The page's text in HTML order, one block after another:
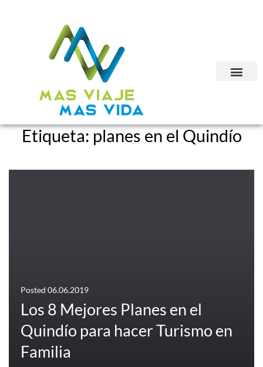
Etiqueta:planes en el Quindío
Posted 06.06.2019
Los 8 Mejores Planes en el
Quindío para hacer Turismo en
Familia